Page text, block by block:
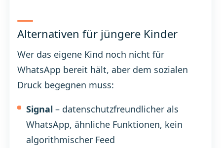
Alternativen für jüngere Kinder
Wer das eigene Kind noch nicht für
WhatsApp bereit hält, aber dem sozialen
Druck begegnen muss:
Signal – datenschutzfreundlicher als
WhatsApp, ähnliche Funktionen, kein
algorithmischer Feed